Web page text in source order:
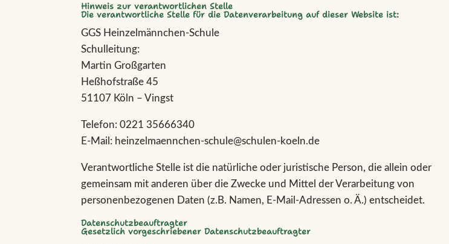
Hinweis zur verantwortlichen Stelle
Die verantwortliche Stelle für die Datenverarbeitung auf dieser Website ist:
GGS Heinzelmännchen-Schule
Schulleitung:
Martin Großgarten
Heßhofstraße 45
51107 Köln – Vingst
Telefon: 0221 35666340
E-Mail: heinzelmaennchen-schule@schulen-koeln.de
Verantwortliche Stelle ist die natürliche oder juristische Person, die allein oder
gemeinsam mit anderen über die Zwecke und Mittel der Verarbeitung von
personenbezogenen Daten (z.B. Namen, E-Mail-Adressen o. Ä.) entscheidet.
Datenschutzbeauftragter
Gesetzlich vorgeschriebener Datenschutzbeauftragter